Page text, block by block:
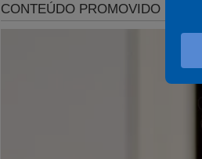
Agora você pode assinar o Jornal
Por apenas R$ 9,99 mensais, você
terá acesso a todo o conteúdo da
É simples. É fácil. É rápido... Só